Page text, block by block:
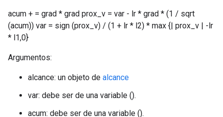
acum + = grad * grad prox_v = var - lr * grad * (1 / sqrt
(acum)) var = sign (prox_v) / (1 + lr * l2) * max {| prox_v | -lr
* l1,0}
Argumentos:
alcance: un objeto de alcance
var: debe ser de una variable ().
acum: debe ser de una variable ().